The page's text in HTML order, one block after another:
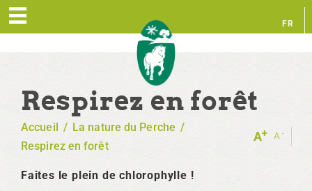
FR
Respirez en forêt
-
A
+
A
Accueil / La nature du Perche /
Respirez en forêt
Faites le plein de chlorophylle !